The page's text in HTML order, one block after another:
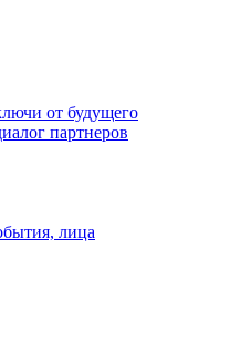
от будущего
партнеров
лица